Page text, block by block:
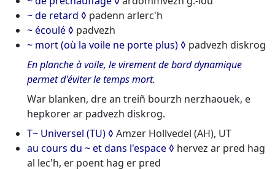
~ de retard
padenn arlerc'h
~ écoulé
padvezh
~ mort (où la voile ne porte plus)
padvezh diskrog
En planche à voile, le virement de bord dynamique
permet d'éviter le temps mort.
War blanken, dre an treiñ bourzh nerzhaouek, e
hepkorer ar padvezh diskrog.
T~ Universel (TU)
Amzer Hollvedel (AH), UT
au cours du ~ et dans l'espace
hervez ar pred hag
al lec'h, er poent hag er pred